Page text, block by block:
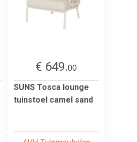
€ 649.00
SUNS Tosca lounge
tuinstoel camel sand